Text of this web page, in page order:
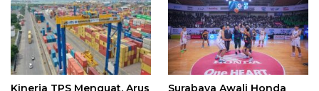
Kinerja TPS Menguat, Arus
Surabaya Awali Honda